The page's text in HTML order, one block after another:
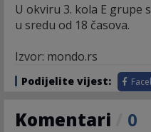
U okviru 3. kola E grupe
u sredu od 18 časova.
Izvor: mondo.rs
Podijelite vijest:
Komentari 0